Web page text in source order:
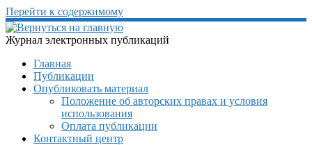
Перейти к содержимому
Журнал электронных публикаций
Главная
Публикации
Опубликовать материал
Положение об авторских правах и условия
использования
Оплата публикации
Контактный центр